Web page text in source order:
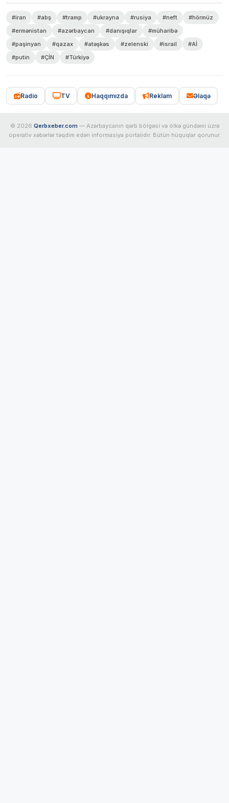
#iran #abş #tramp #ukrayna #rusiya #neft
#hörmüz
#ermənistan
#azərbaycan #danışıqlar
#müharibə
#paşinyan
#qazax #atəşkəs #zelenski #israil
#Aİ
#putin
#ÇİN #Türkiyə
Radio TV Haqqımızda Reklam Əlaqə
© 2026 Qerbxeber.com — Azərbaycanın qərb bölgəsi və ölkə gündəmi üzrə
operativ xəbərlər təqdim edən informasiya portalıdır. Bütün hüquqlar qorunur.